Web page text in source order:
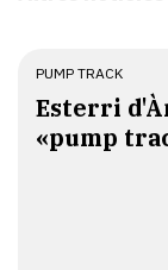
PUMP TRACK
Esterri
«pump